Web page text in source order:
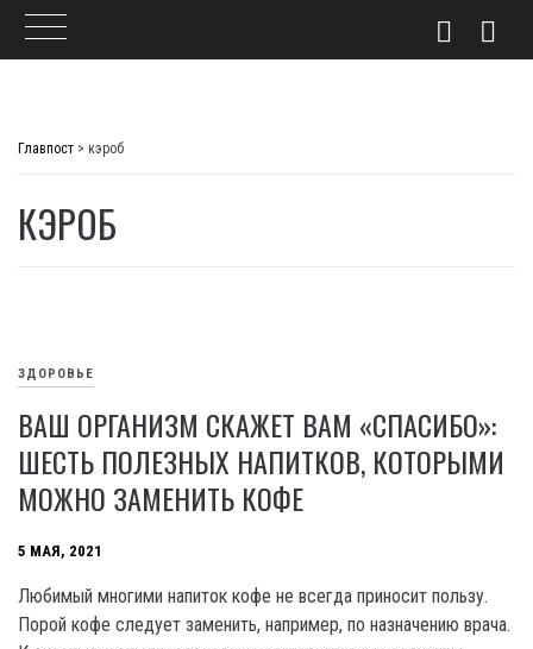
Главпост > кэроб
КЭРОБ
ЗДОРОВЬЕ
ВАШ ОРГАНИЗМ СКАЖЕТ ВАМ «СПАСИБО»:
ШЕСТЬ ПОЛЕЗНЫХ НАПИТКОВ, КОТОРЫМИ
МОЖНО ЗАМЕНИТЬ КОФЕ
5 МАЯ, 2021
Любимый многими напиток кофе не всегда приносит пользу.
Порой кофе следует заменить, например, по назначению врача.